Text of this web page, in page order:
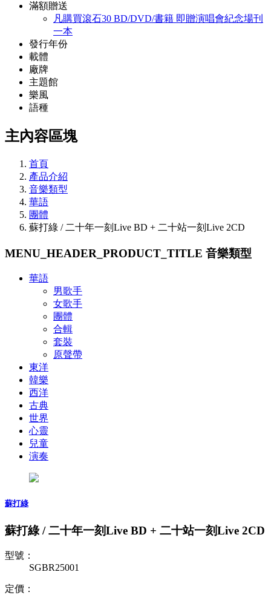
滿額贈送
凡購買滾石30 BD/DVD/書籍 即贈演唱會紀念場刊
一本
發行年份
載體
廠牌
主題館
樂風
語種
主內容區塊
首頁
產品介紹
音樂類型
華語
團體
蘇打綠 / 二十年一刻Live BD + 二十站一刻Live 2CD
MENU_HEADER_PRODUCT_TITLE 音樂類型
華語
男歌手
女歌手
團體
合輯
套裝
原聲帶
東洋
韓樂
西洋
古典
世界
心靈
兒童
演奏
蘇打綠
蘇打綠 / 二十年一刻Live BD + 二十站一刻Live 2CD
型號：
SGBR25001
定價：